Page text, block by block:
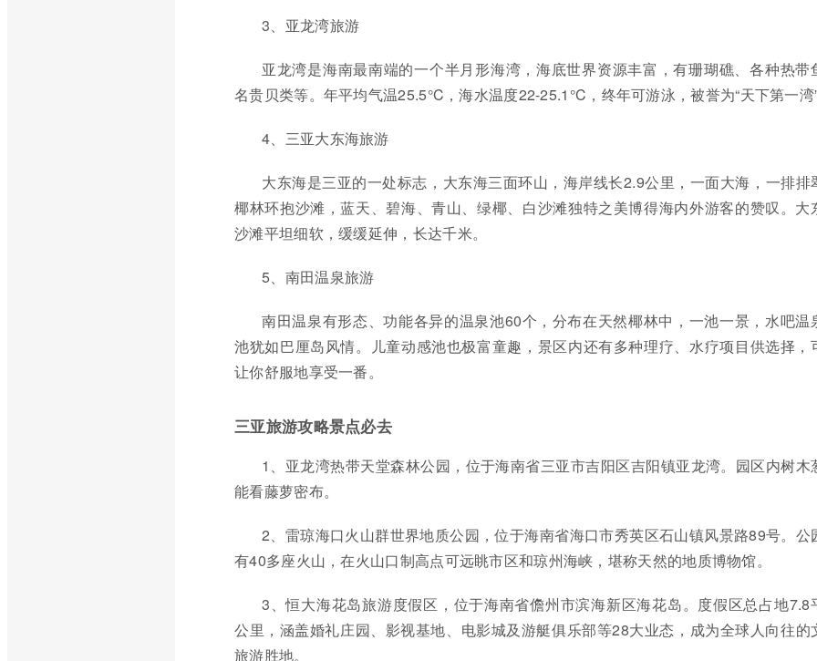
3、亚龙湾旅游
亚龙湾是海南最南端的一个半月形海湾，海底世界资源丰富，有珊瑚礁、各种热带
名贵贝类等。年平均气温25.5°C，海水温度22-25.1°C，终年可游泳，被誉为“天下第一湾”
4、三亚大东海旅游
大东海是三亚的一处标志，大东海三面环山，海岸线长2.9公里，一面大海，一排排
椰林环抱沙滩，蓝天、碧海、青山、绿椰、白沙滩独特之美博得海内外游客的赞叹。大
沙滩平坦细软，缓缓延伸，长达千米。
5、南田温泉旅游
南田温泉有形态、功能各异的温泉池60个，分布在天然椰林中，一池一景，水吧温
池犹如巴厘岛风情。儿童动感池也极富童趣，景区内还有多种理疗、水疗项目供选择，
让你舒服地享受一番。
三亚旅游攻略景点必去
1、亚龙湾热带天堂森林公园，位于海南省三亚市吉阳区吉阳镇亚龙湾。园区内树木
能看藤萝密布。
2、雷琼海口火山群世界地质公园，位于海南省海口市秀英区石山镇风景路89号。公
有40多座火山，在火山口制高点可远眺市区和琼州海峡，堪称天然的地质博物馆。
3、恒大海花岛旅游度假区，位于海南省儋州市滨海新区海花岛。度假区总占地7.8
公里，涵盖婚礼庄园、影视基地、电影城及游艇俱乐部等28大业态，成为全球人向往的
旅游胜地。